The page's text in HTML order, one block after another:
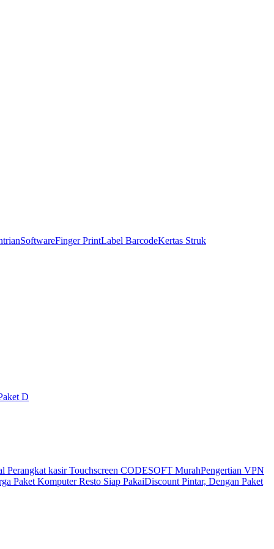
SoftwareFinger PrintLabel BarcodeKertas Struk
D
Perangkat kasir Touchscreen CODESOFT MurahPengertian VPN
Paket Komputer Resto Siap PakaiDiscount Pintar, Dengan Paket